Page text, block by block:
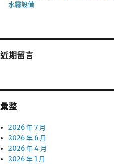
水霧設備
近期留言
彙整
2026 年 7 月
2026 年 6 月
2026 年 4 月
2026 年 1 月